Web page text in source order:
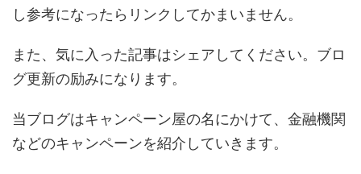
し参考になったらリンクしてかまいません。
また、気に入った記事はシェアしてください。ブロ
グ更新の励みになります。
当ブログはキャンペーン屋の名にかけて、金融機関
などのキャンペーンを紹介していきます。